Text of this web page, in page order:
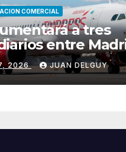
COMERCIAL
a tres
entre
durante el
2026 JUAN DELGUY